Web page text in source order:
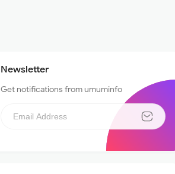
Newsletter
Get notifications from umuminfo